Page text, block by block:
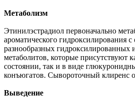
Метаболизм
Этинилэстрадиол первоначально
ароматического гидроксилирования с
разнообразных гидроксилированных
метаболитов, которые присутствуют
состоянии, так и в виде
конъюгатов. Сывороточный клиренс
Выведение